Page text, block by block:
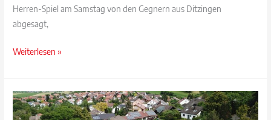
Herren-Spiel am Samstag von den Gegnern aus Ditzingen
abgesagt,
HANDBALL
Wochenende
Weiterlesen »